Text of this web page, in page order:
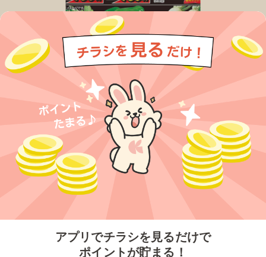
アプリでチラシを見るだけで
ポイントが貯まる！